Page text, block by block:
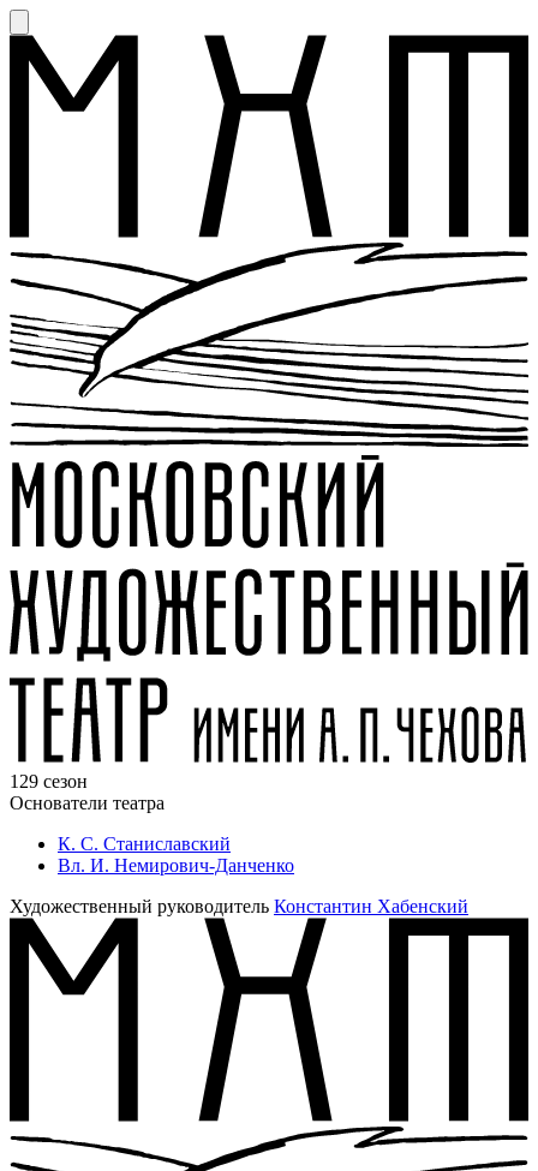
129 сезон
Основатели театра
К. С. Станиславский
Вл. И. Немирович-Данченко
Художественный руководитель Константин Хабенский